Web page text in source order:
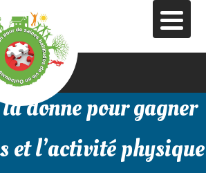
donne pour gagner
et l’activité physique